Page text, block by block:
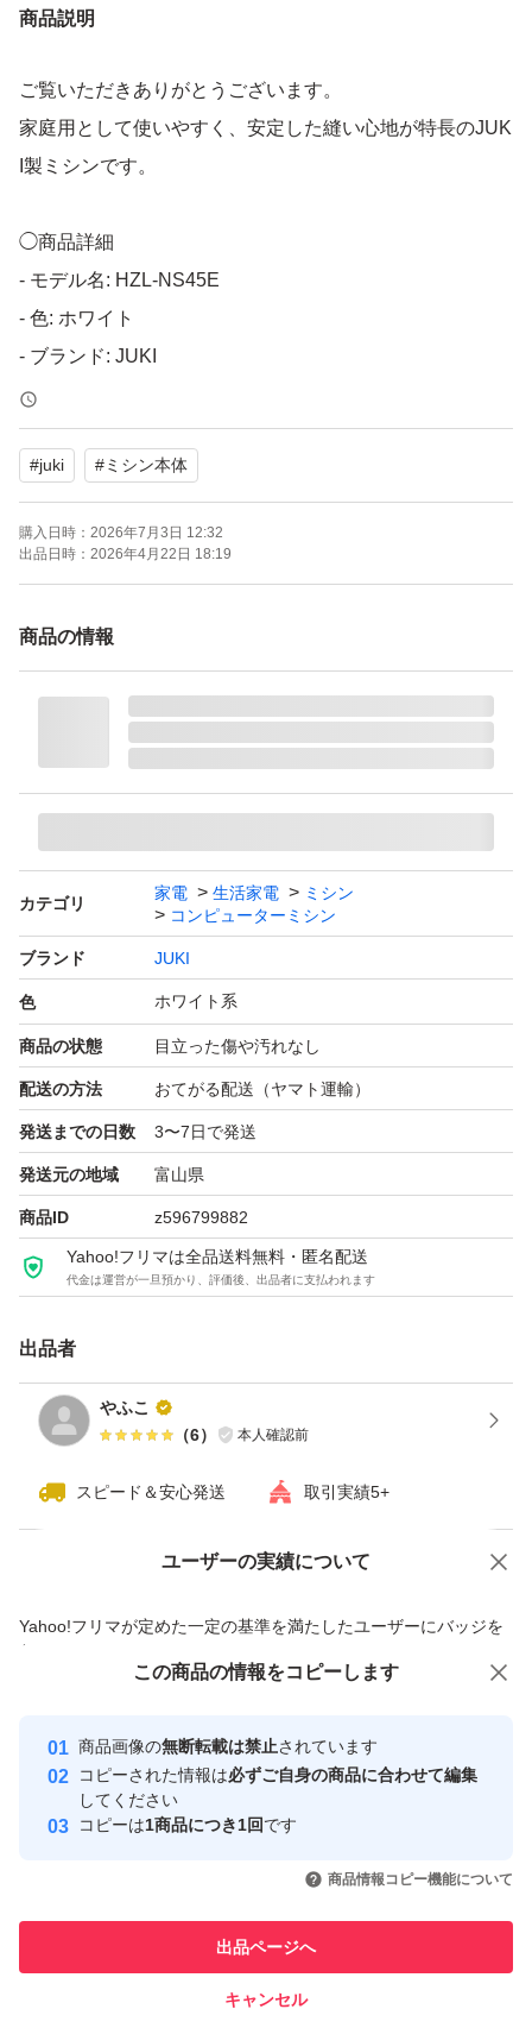
商品説明
ご覧いただきありがとうございます。
家庭用として使いやすく、安定した縫い心地が特長のJUK
I製ミシンです。
◯商品詳細
- モデル名: HZL-NS45E
- 色: ホワイト
- ブランド: JUKI
- 機能: 電動ミシン
- 操作方法: ボタン式
-本体寸法
幅415 × 高さ300 × 奥行190mm
-ケースセット寸法
幅440 × 高さ305 × 奥行215mm
-ミシン本体重量：約7.2kg（ケースセット時：約8.3kg）
100V / 65W 50/60Hz
◯付属品
・ミシン本体
・ケース
・一部付属品※写真参照
(補助ベッドの中に入っています）
・購入時の梱包箱
(注)フッドペダルは付属しておりません
◯状態
・動作確認済みです
・使用中の故障などはなく、現在も問題なく動作していま
す。
・新品で購入したお品です。使用する機会が減った為、出
品いたします。
◯発送について
・届いた際の段ボールおよび梱包資材を再利用して発送い
たします。
点検は行っておりますが、ご購入が決まりました際には、
最終確認をさせていただきます。その際に動作に不具合が
見つかった場合には、大変恐縮ではございますが、お取引
ご了承ください。
また、リユース品である点にご理解のうえ、ご購入いただ
#juki #ミシン本体
購入日時： 2026年7月3日 12:32
出品日時： 2026年4月22日 18:19
商品の情報
カテゴリ
家電 生活家電
ミシン
コンピューターミシン
ブランド JUKI
色 ホワイト系
商品の状態 目立った傷や汚れなし
配送の方法 おてがる配送（ヤマト運輸）
発送までの日数 3〜7日で発送
発送元の地域 富山県
商品ID z596799882
Yahoo!フリマは全品送料無料・匿名配送
代金は運営が一旦預かり、評価後、出品者に支払われます
出品者
やふこ
（6） 本人確認前
スピード＆安心発送 取引実績5+
ユーザーの実績について
Yahoo!フリマが定めた一定の基準を満たしたユーザーにバッジを
付与しています
安心取引出品者
心・安全なユーザーです
取引実績
引を完了させた実績があります
での取引実績があります
価格の相談 商品への質問
この商品の情報をコピーします
商品画像の無断転載は禁止されています
コピーされた情報は必ずご自身の商品に合わせて編集
してください
コピーは1商品につき1回です
商品情報コピー機能について
出品ページへ
キャンセル
この商品をみている人にオススメ